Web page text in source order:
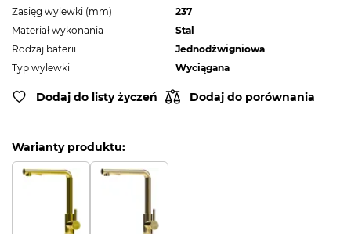
Zasięg wylewki (mm)
237
Materiał wykonania
Stal
Rodzaj baterii
Jednodźwigniowa
Typ wylewki
Wyciągana
Dodaj do listy życzeń Dodaj do porównania
Warianty produktu: